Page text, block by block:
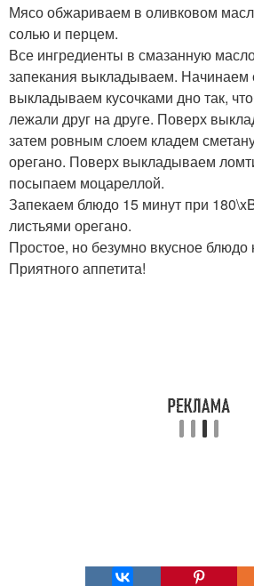
Мясо обжариваем в оливковом
солью и перцем.
Все ингредиенты в смазанную
запекания выкладываем. Начинаем
выкладываем кусочками дно так,
лежали друг на друге. Поверх
затем ровным слоем кладем
орегано. Поверх выкладываем
посыпаем моцареллой.
Запекаем блюдо 15 минут при
листьями орегано.
Простое, но безумно вкусное
Приятного аппетита!